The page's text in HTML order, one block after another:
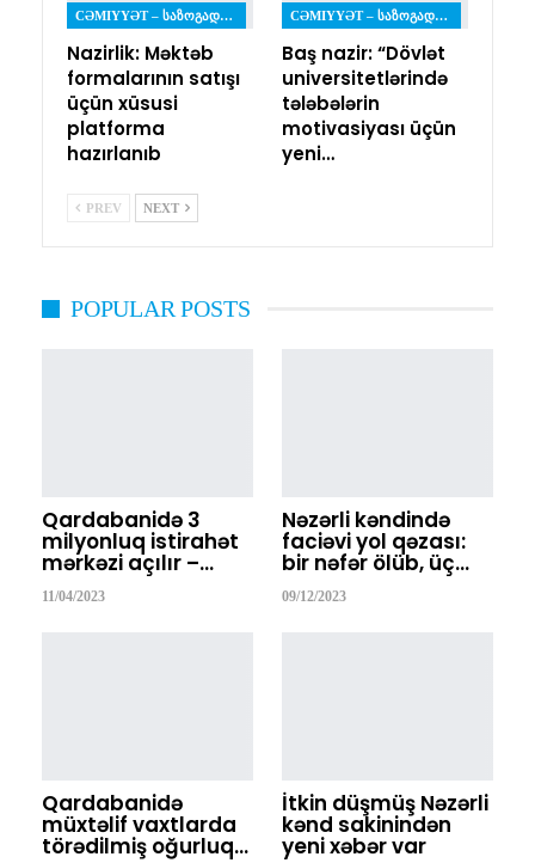
CƏMIYYƏT – ᲡᲐᲖᲝᲒᲐᲓᲝᲔᲑᲐ
Nazirlik: Məktəb
formalarının satışı
üçün xüsusi
platforma
hazırlanıb
CƏMIYYƏT – ᲡᲐᲖᲝᲒᲐᲓᲝᲔᲑᲐ
Baş nazir: “Dövlət
universitetlərində
tələbələrin
motivasiyası üçün
yeni…
PREV NEXT
POPULAR POSTS
Qardabanidə 3
milyonluq istirahət
mərkəzi açılır –…
11/04/2023
Nəzərli kəndində
faciəvi yol qəzası:
bir nəfər ölüb, üç…
09/12/2023
Qardabanidə
müxtəlif vaxtlarda
törədilmiş oğurluq…
İtkin düşmüş Nəzərli
kənd sakinindən
yeni xəbər var